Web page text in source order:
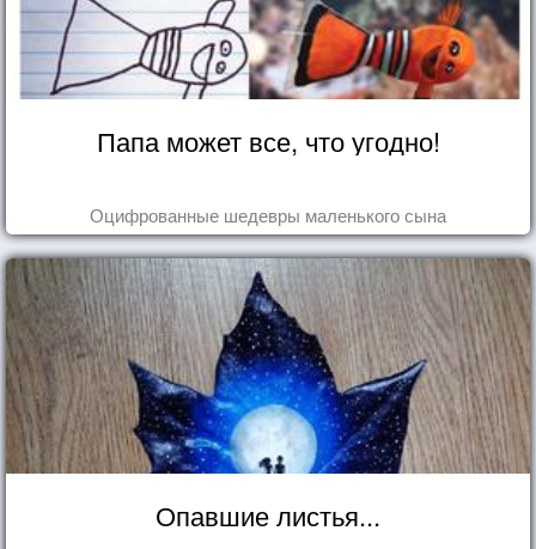
Папа может все, что угодно!
Оцифрованные шедевры маленького сына
Опавшие листья...